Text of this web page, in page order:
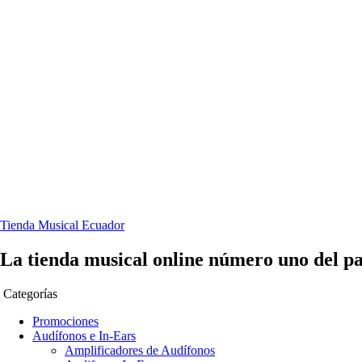
Tienda Musical Ecuador
La tienda musical online número uno del
Categorías
Promociones
Audífonos e In-Ears
Amplificadores de Audífonos